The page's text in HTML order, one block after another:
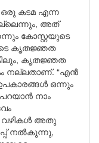
ഒരു കടമ എന്ന
അത്
കോസ്റ്റയുടെ
കൃതജ്ഞത
കൃതജ്ഞത
നല്ലതാണ്. “എൻ
ഒന്നും
നാം
വഴികൾ അതു
നൽകുന്നു,